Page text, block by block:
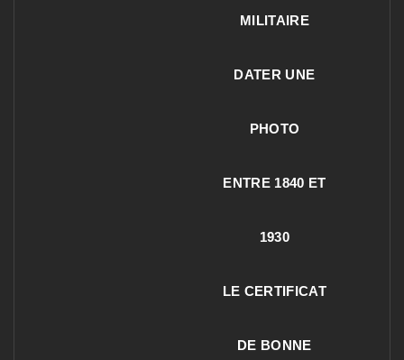
MILITAIRE
DATER UNE
PHOTO
ENTRE 1840 ET
1930
LE CERTIFICAT
DE BONNE